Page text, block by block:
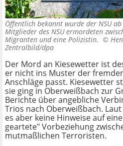
Öffentlich bekannt wurde der NSU
Mitglieder des NSU ermordeten
Migranten und eine Polizistin. ©
Zentralbild/dpa
Der Mord an Kiesewetter ist
er nicht ins Muster der
Anschläge passt. Kiesewetter
sie ging in Oberweißbach zur
Berichte über angebliche
Trios nach Oberweißbach.
es aber keine Hinweise auf
geartete" Vorbeziehung
mutmaßlichen Terroristen.